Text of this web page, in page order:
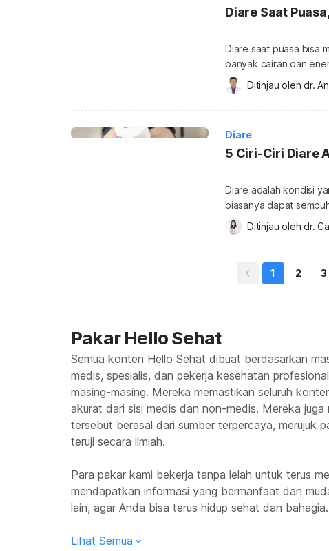
Diare Saat
Diare saat puasa bisa
banyak cairan dan
menimbulkan rasa
penyebab diare saat
Penyebab diare saat
Ditinjau oleh dr.
Diare
5 Ciri-Ciri Diare
Diare adalah kondisi
biasanya dapat
perubahan gaya
diare akan sembuh
ini dapat terjadi pada
Ditinjau oleh dr.
1 2 3
Pakar Hello Sehat
Semua konten Hello Sehat dibuat berdasarkan
medis, spesialis, dan pekerja kesehatan
masing-masing. Mereka memastikan seluruh
akurat dari sisi medis dan non-medis. Mereka
tersebut berasal dari sumber terpercaya, merujuk
teruji secara ilmiah.
Para pakar kami bekerja tanpa lelah untuk terus
mendapatkan informasi yang bermanfaat dan
lain, agar Anda bisa terus hidup sehat dan bahagia.
Lihat Semua